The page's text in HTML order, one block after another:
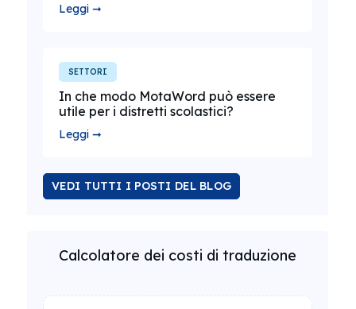
Leggi ➞
SETTORI
In che modo MotaWord può essere
utile per i distretti scolastici?
Leggi ➞
VEDI TUTTI I POSTI DEL BLOG
Calcolatore dei costi di traduzione